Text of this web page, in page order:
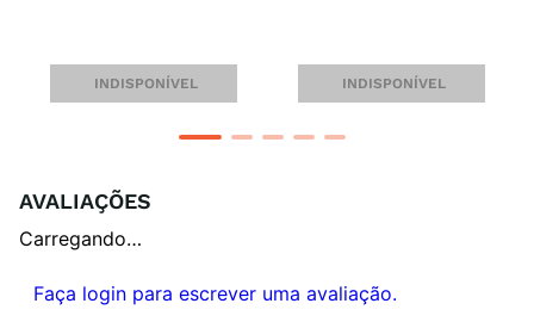
INDISPONÍVEL INDISPONÍVEL
AVALIAÇÕES
Carregando…
Faça login para escrever uma avaliação.